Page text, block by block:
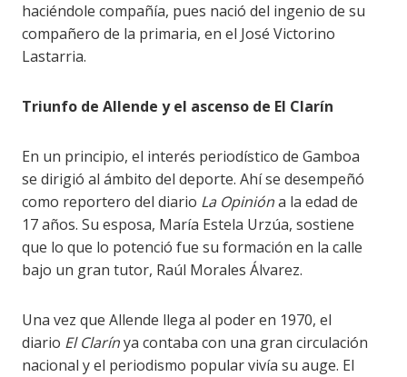
haciéndole compañía, pues nació del ingenio de su
compañero de la primaria, en el José Victorino
Lastarria.
Triunfo de Allende y el ascenso de El Clarín
En un principio, el interés periodístico de Gamboa
se dirigió al ámbito del deporte. Ahí se desempeñó
como reportero del diario La Opinióna la edad de
17 años. Su esposa, María Estela Urzúa, sostiene
que lo que lo potenció fue su formación en la calle
bajo un gran tutor, Raúl Morales Álvarez.
Una vez que Allende llega al poder en 1970, el
diario El Clarínya contaba con una gran circulación
nacional y el periodismo popular vivía su auge. El